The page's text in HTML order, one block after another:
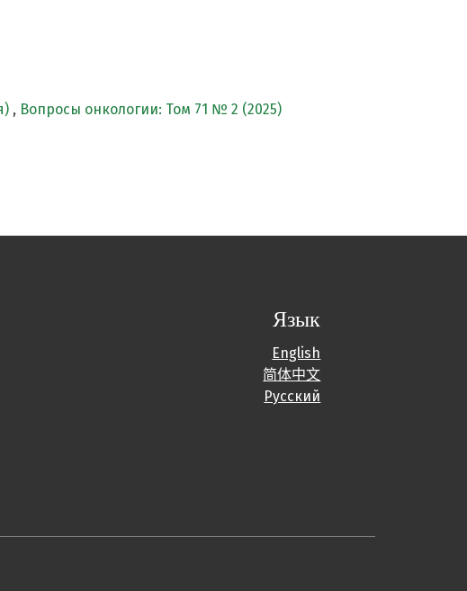
, Вопросы онкологии: Том 71 № 2 (2025)
Язык
English
简体中文
Русский